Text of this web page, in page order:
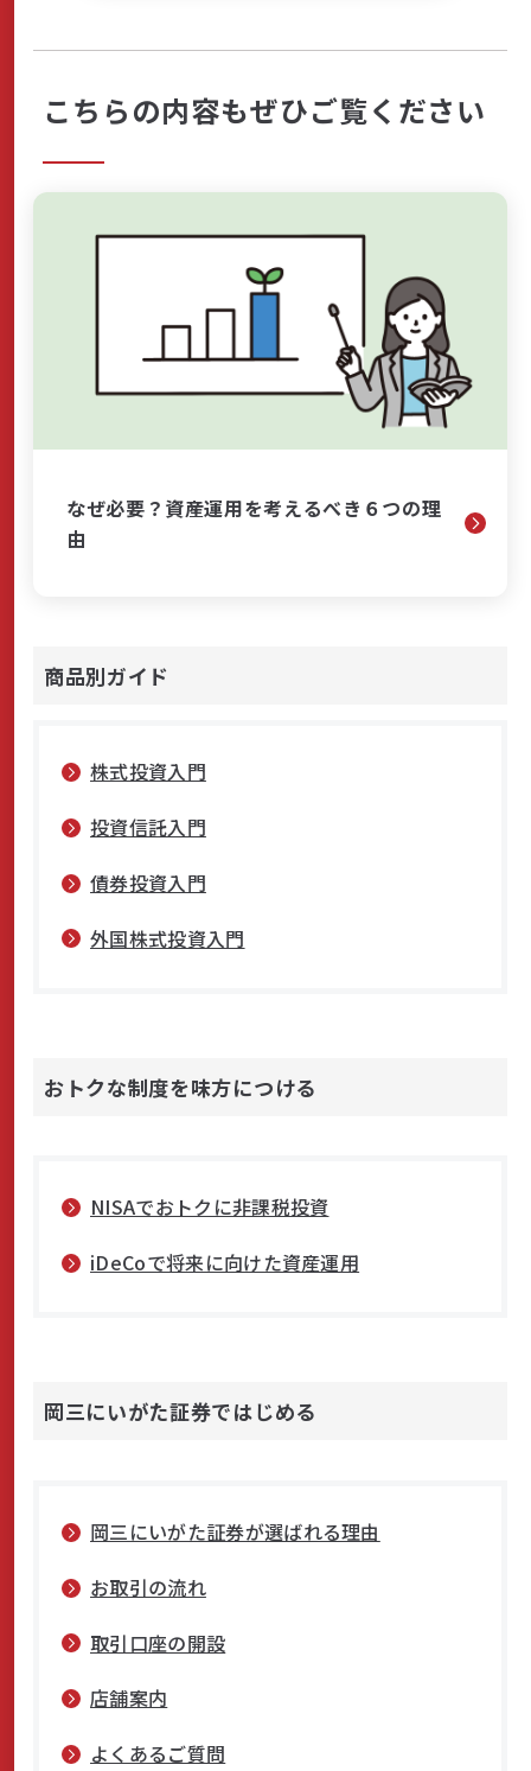
こちらの内容もぜひご覧ください
なぜ必要？資産運用を考えるべき６つの理
由
商品別ガイド
株式投資入門
投資信託入門
債券投資入門
外国株式投資入門
おトクな制度を味方につける
NISAでおトクに非課税投資
iDeCoで将来に向けた資産運用
岡三にいがた証券ではじめる
岡三にいがた証券が選ばれる理由
お取引の流れ
取引口座の開設
店舗案内
よくあるご質問